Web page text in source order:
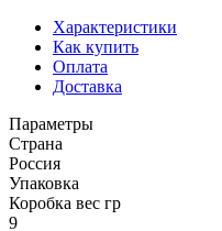
Характеристики
Как купить
Оплата
Доставка
Параметры
Страна
Россия
Упаковка
Коробка вес гр
9